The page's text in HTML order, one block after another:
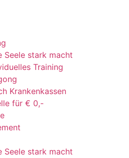
Seele stark macht
Training
Krankenkassen
für € 0,-
Seele stark macht